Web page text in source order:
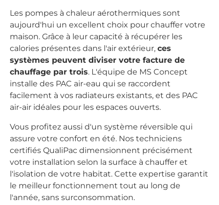
Les pompes à chaleur aérothermiques sont
aujourd'hui un excellent choix pour chauffer votre
maison. Grâce à leur capacité à récupérer les
calories présentes dans l'air extérieur, ces
systèmes peuvent diviser votre facture de
chauffage par trois. L'équipe de MS Concept
installe des PAC air-eau qui se raccordent
facilement à vos radiateurs existants, et des PAC
air-air idéales pour les espaces ouverts.
Vous profitez aussi d'un système réversible qui
assure votre confort en été. Nos techniciens
certifiés QualiPac dimensionnent précisément
votre installation selon la surface à chauffer et
l'isolation de votre habitat. Cette expertise garantit
le meilleur fonctionnement tout au long de
l'année, sans surconsommation.